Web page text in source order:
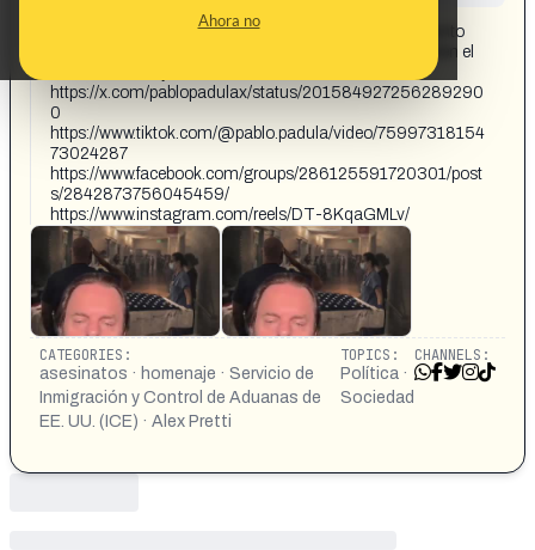
Ahora no
les advierto que este vídeo es desgarrador es el momento
en que los compañeros de trabajo de Alex pretty le rinden el
https://x.com/pablopadulax/status/201584927256289290
0
https://www.tiktok.com/@pablo.padula/video/75997318154
73024287
https://www.facebook.com/groups/286125591720301/post
s/2842873756045459/
https://www.instagram.com/reels/DT-8KqaGMLv/
CATEGORIES:
asesinatos · homenaje · Servicio de
Inmigración y Control de Aduanas de
EE. UU. (ICE) · Alex Pretti
TOPICS:
Política ·
Sociedad
CHANNELS: